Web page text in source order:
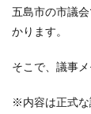
五島市の市議
かります。
そこで、議事メ
※内容は正式な